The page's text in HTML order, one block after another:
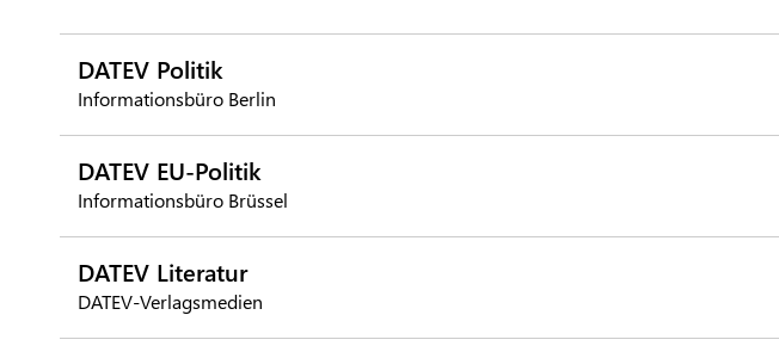
DATEV Politik
Informationsbüro Berlin
DATEV EU-Politik
Informationsbüro Brüssel
DATEV Literatur
DATEV-Verlagsmedien